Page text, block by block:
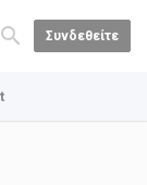
Συνδεθείτε